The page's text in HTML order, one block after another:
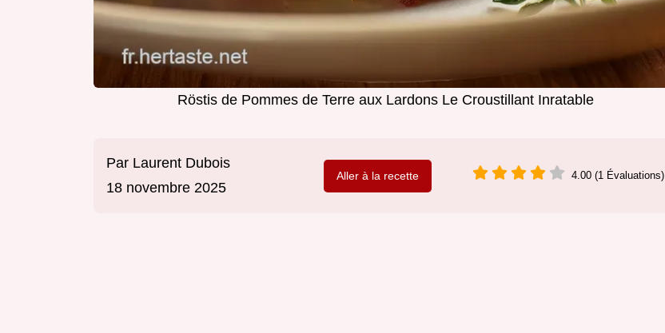
Röstis de Pommes de Terre aux Lardons Le Croustillant Inratable
Par Laurent Dubois
18 novembre 2025
Aller à la recette 4.00 (1 Évaluations)